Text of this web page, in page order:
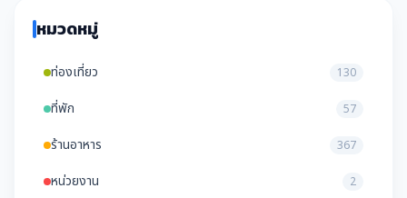
หมวดหมู่
ท่องเที่ยว 130
ที่พัก 57
ร้านอาหาร 367
หน่วยงาน 2